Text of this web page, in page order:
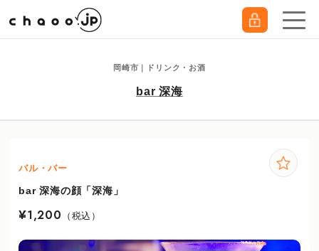
岡崎市｜ドリンク・お酒
bar 深海
バル・バー
bar 深海の顔「深海」
¥1,200 （税込）